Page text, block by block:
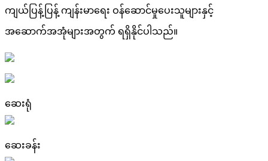
ကျယ်ပြန့်ပြန့် ကျန်းမာရေး ဝန်ဆောင်မှုပေးသူများနှင့်
အဆောက်အအုံများအတွက် ရရှိနိုင်ပါသည်။
ဆေးရုံ
ဆေးခန်း